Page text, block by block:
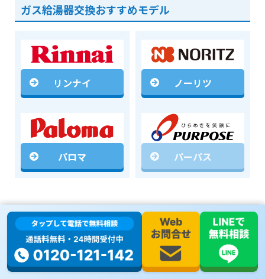
ガス給湯器交換おすすめモデル
リンナイ ノーリツ
パロマ パーパス
ガス給湯器交換についてもっと詳しくみる